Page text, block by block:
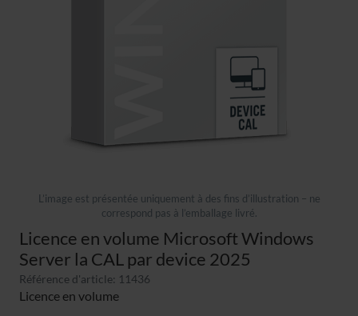
L’image est présentée uniquement à des fins d’illustration – ne
correspond pas à l’emballage livré.
Licence en volume Microsoft Windows
Server la CAL par device 2025
Référence d'article: 11436
Licence en volume